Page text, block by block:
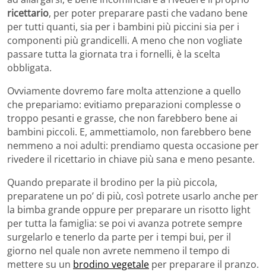
ricettario, per poter preparare pasti che vadano bene
per tutti quanti, sia per i bambini più piccini sia per i
componenti più grandicelli. A meno che non vogliate
passare tutta la giornata tra i fornelli, è la scelta
obbligata.
Ovviamente dovremo fare molta attenzione a quello
che prepariamo: evitiamo preparazioni complesse o
troppo pesanti e grasse, che non farebbero bene ai
bambini piccoli. E, ammettiamolo, non farebbero bene
nemmeno a noi adulti: prendiamo questa occasione per
rivedere il ricettario in chiave più sana e meno pesante.
Quando preparate il brodino per la più piccola,
preparatene un po’ di più, così potrete usarlo anche per
la bimba grande oppure per preparare un risotto light
per tutta la famiglia: se poi vi avanza potrete sempre
surgelarlo e tenerlo da parte per i tempi bui, per il
giorno nel quale non avrete nemmeno il tempo di
mettere su un brodino vegetale per preparare il pranzo.